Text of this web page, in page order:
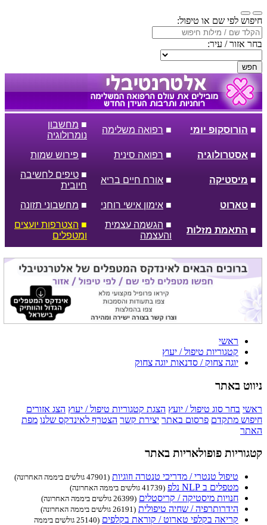
חיפוש לפי שם או טיפול:
בחר אזור / עיר:
חפש
■ הורוסקופ יומי ■ רפואה משלימה
■ מחשבון
נומרולוגיה
■ אסטרולוגיה ■ רפואה סינית ■ פירוש שמות
■ מיסטיקה ■ אורח חיים בריא
■ טיפים לחשיבה
חיובית
■ טארוט ■ אימון אישי רוחני ■ מחשבוני תזונה
■ התאמת מזלות
■ הגשמה עצמית
והעצמה
■ הצטרפות יועצים
ומטפלים
ראשי
קטגוריות טיפול / יעוץ
יוגה צחוק / סדנאות יוגה צחוק
ניווט באתר
ראשי בחר סוג טיפול / יועץ הצגת קטגוריות טיפול / יעוץ הצג אזורים
חיפוש מתקדם פרסום באתר יצירת קשר הצטרף לאינדקס שלנו מפת
האתר
קטגוריות פופולאריות באתר
טיפול טנטרי / מדריכי טנטרה וזוגיות (47901 גולשים ביממה האחרונה)
מטפלים ב NLP נלפ (41739 גולשים ביממה האחרונה)
חנויות מיסטיקה / קריסטלים (26399 גולשים ביממה האחרונה)
הידרותרפיה / שחיה טיפולית (26191 גולשים ביממה האחרונה)
קריאה בקלפי טארוט / קוראת בקלפים
(25140 גולשים ביממה